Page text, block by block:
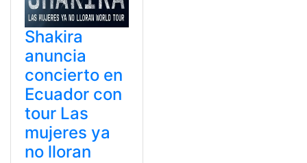
Shakira
anuncia
concierto en
Ecuador con
tour Las
mujeres ya
no lloran